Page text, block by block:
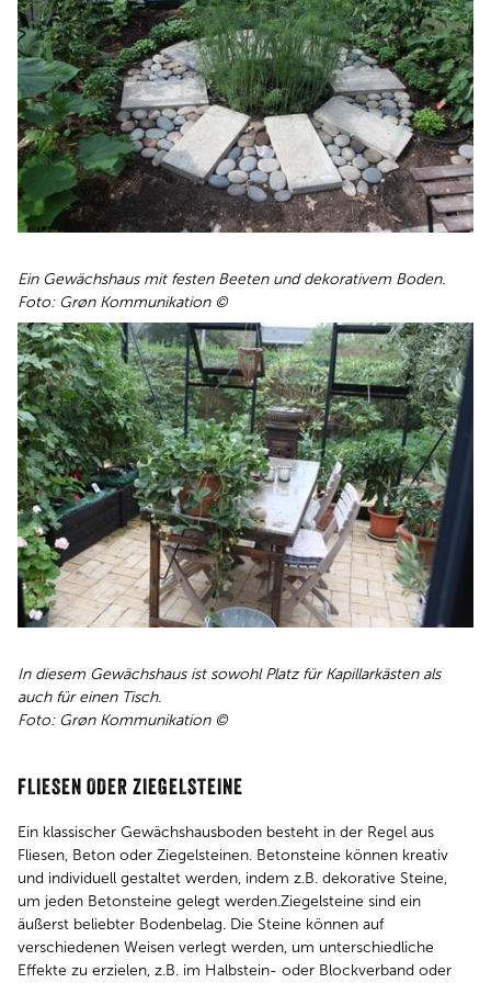
Ein Gewächshaus mit festen Beeten und dekorativem Boden.
Foto: Grøn Kommunikation ©
In diesem Gewächshaus ist sowohl Platz für Kapillarkästen als
auch für einen Tisch.
Foto: Grøn Kommunikation ©
FLIESEN ODER ZIEGELSTEINE
Ein klassischer Gewächshausboden besteht in der Regel aus
Fliesen, Beton oder Ziegelsteinen. Betonsteine können kreativ
und individuell gestaltet werden, indem z.B. dekorative Steine,
um jeden Betonsteine gelegt werden.Ziegelsteine sind ein
äußerst beliebter Bodenbelag. Die Steine können auf
verschiedenen Weisen verlegt werden, um unterschiedliche
Effekte zu erzielen, z.B. im Halbstein- oder Blockverband oder